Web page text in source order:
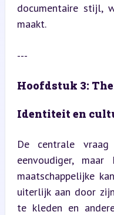
documentaire stijl,
maakt.
---
Hoofdstuk 3:
Identiteit en
De centrale
eenvoudiger,
maatschappelijke
uiterlijk aan door
te kleden en